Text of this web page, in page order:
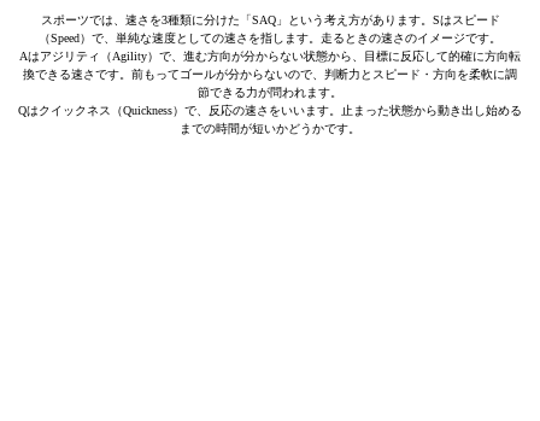
スポーツでは、速さを3種類に分けた「SAQ」という考え方があります。Sはスピード
（Speed）で、単純な速度としての速さを指します。走るときの速さのイメージです。
Aはアジリティ（Agility）で、進む方向が分からない状態から、目標に反応して的確に方向転
換できる速さです。前もってゴールが分からないので、判断力とスピード・方向を柔軟に調
節できる力が問われます。
Qはクイックネス（Quickness）で、反応の速さをいいます。止まった状態から動き出し始める
までの時間が短いかどうかです。